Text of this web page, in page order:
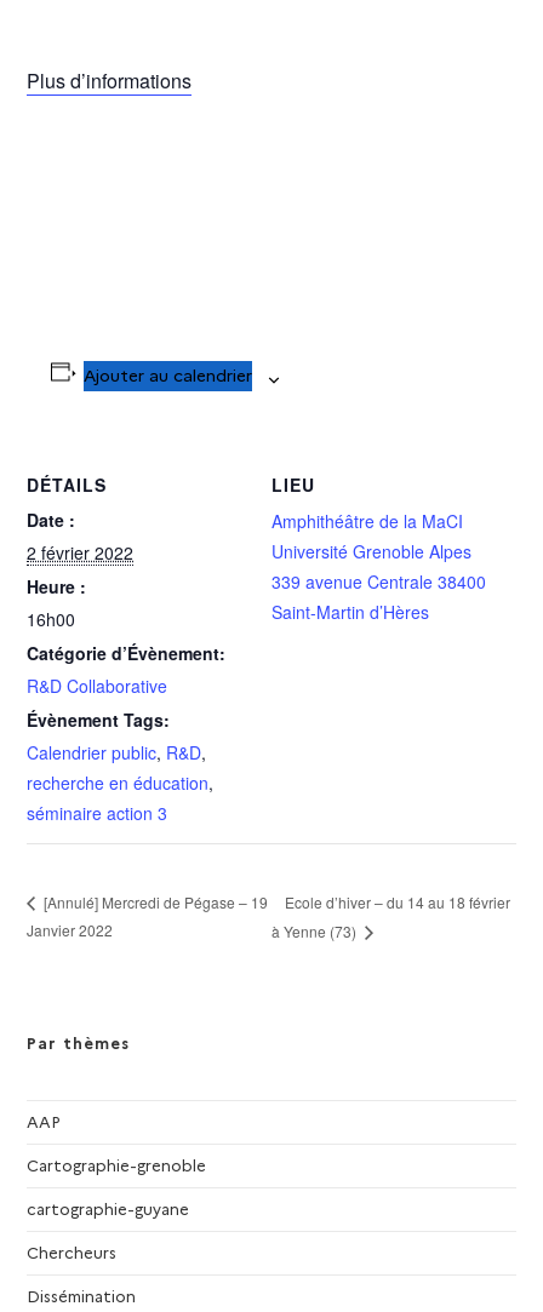
Plus d’informations
Ajouter au calendrier
DÉTAILS
Date :
2 février 2022
Heure :
16h00
Catégorie d’Évènement:
R&D Collaborative
Évènement Tags:
Calendrier public, R&D,
recherche en éducation,
séminaire action 3
LIEU
Amphithéâtre de la MaCI
Université Grenoble Alpes
339 avenue Centrale 38400
Saint-Martin d’Hères
[Annulé] Mercredi de Pégase – 19
Janvier 2022
Ecole d’hiver – du 14 au 18 février
à Yenne (73)
Par thèmes
AAP
Cartographie-grenoble
cartographie-guyane
Chercheurs
Dissémination